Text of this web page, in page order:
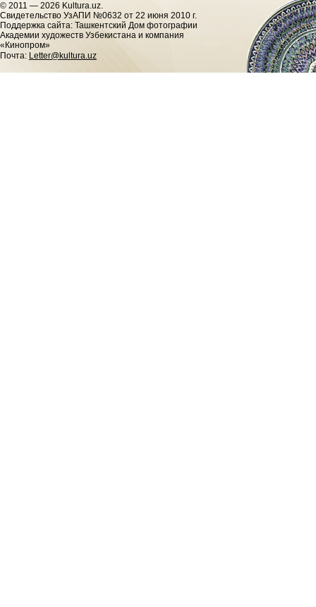
© 2011 — 2026 Kultura.uz.
Cвидетельство УзАПИ №0632 от 22 июня 2010 г.
Поддержка сайта: Ташкентский Дом фотографии
Академии художеств Узбекистана и компания
«Кинопром»
Почта: Letter@kultura.uz